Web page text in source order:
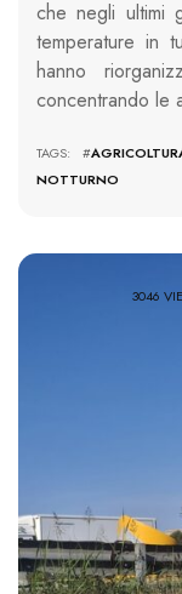
che negli ultimi
temperature in
hanno
concentrando le
TAGS: #
NOTTURNO
3046